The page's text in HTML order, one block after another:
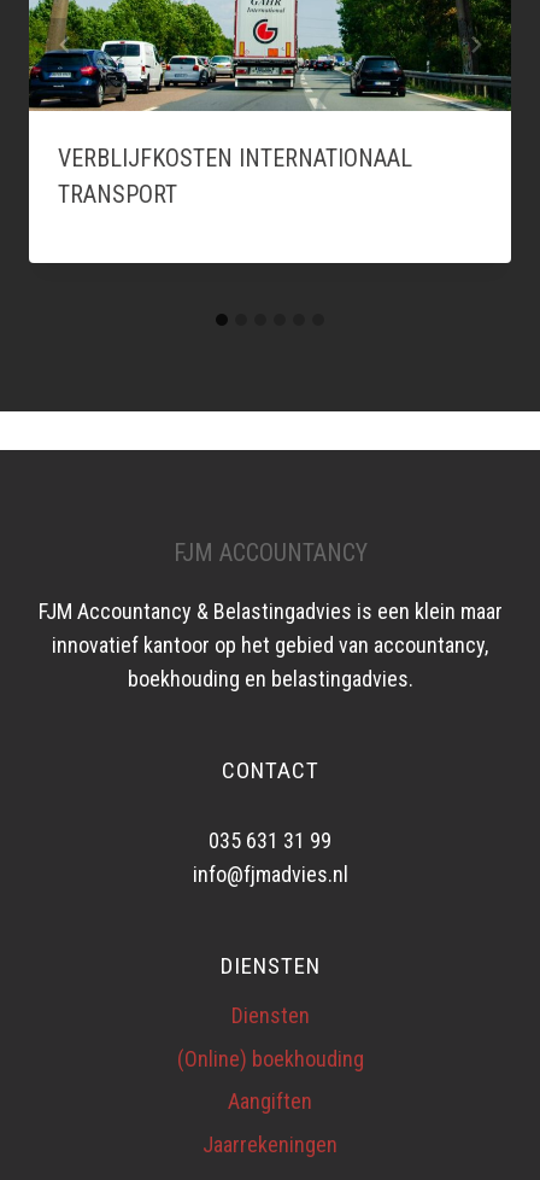
VERBLIJFKOSTEN INTERNATIONAAL
TRANSPORT
FJM ACCOUNTANCY
FJM Accountancy & Belastingadvies is een klein maar
innovatief kantoor op het gebied van accountancy,
boekhouding en belastingadvies.
CONTACT
035 631 31 99
info@fjmadvies.nl
DIENSTEN
Diensten
(Online) boekhouding
Aangiften
Jaarrekeningen